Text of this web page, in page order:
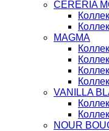
CERERIA
MAGMA
VANILLA
NOUR